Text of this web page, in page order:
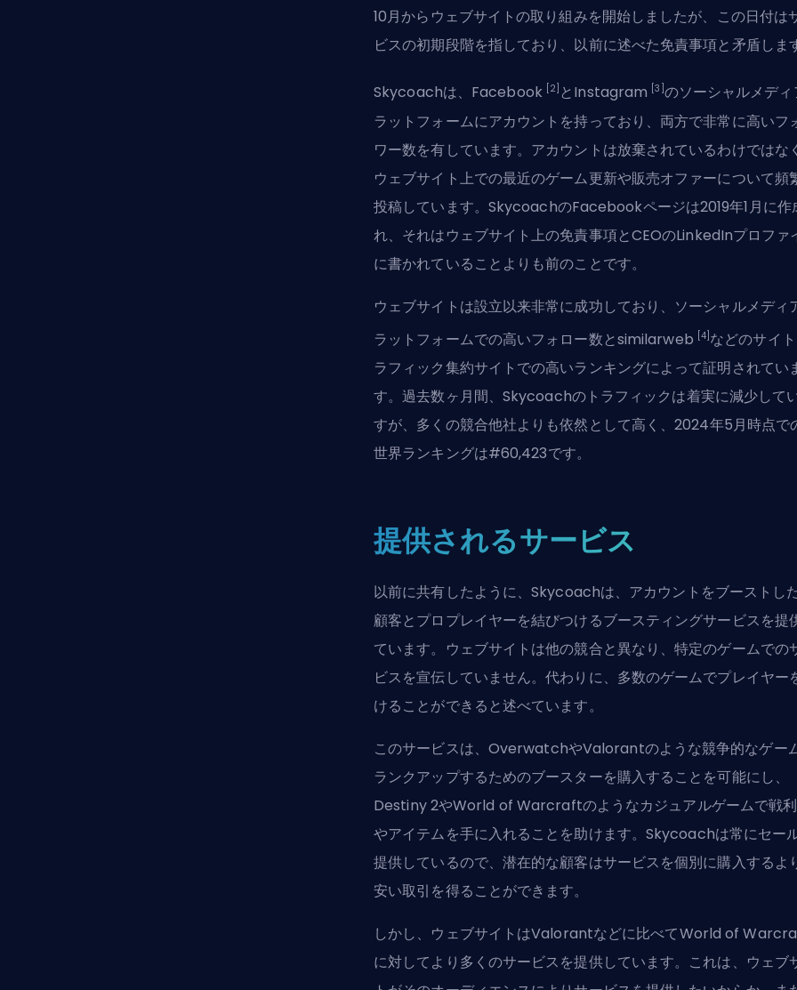
10月からウェブサイトの取り組みを開始しましたが、この日付は
ビスの初期段階を指しており、以前に述べた免責事項と矛盾しま
Skycoachは、Facebook [2] とInstagram [3] のソーシャルメデ
ラットフォームにアカウントを持っており、両方で非常に高いフ
ワー数を有しています。アカウントは放棄されているわけではな
ウェブサイト上での最近のゲーム更新や販売オファーについて頻
投稿しています。SkycoachのFacebookページは2019年1月に作
れ、それはウェブサイト上の免責事項とCEOのLinkedInプロファ
に書かれていることよりも前のことです。
ウェブサイトは設立以来非常に成功しており、ソーシャルメディ
ラットフォームでの高いフォロー数とsimilarweb [4] などのサイト
ラフィック集約サイトでの高いランキングによって証明されてい
す。過去数ヶ月間、Skycoachのトラフィックは着実に減少して
すが、多くの競合他社よりも依然として高く、2024年5月時点で
世界ランキングは#60,423です。
提供されるサービス
以前に共有したように、Skycoachは、アカウントをブーストし
顧客とプロプレイヤーを結びつけるブースティングサービスを提
ています。ウェブサイトは他の競合と異なり、特定のゲームでの
ビスを宣伝していません。代わりに、多数のゲームでプレイヤー
けることができると述べています。
このサービスは、OverwatchやValorantのような競争的なゲー
ランクアップするためのブースターを購入することを可能にし、
Destiny 2やWorld of Warcraftのようなカジュアルゲームで戦
やアイテムを手に入れることを助けます。Skycoachは常にセー
提供しているので、潜在的な顧客はサービスを個別に購入するよ
安い取引を得ることができます。
しかし、ウェブサイトはValorantなどに比べてWorld of
に対してより多くのサービスを提供しています。これは、ウェブ